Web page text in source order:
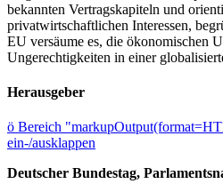
bekannten Vertragskapiteln und
privatwirtschaftlichen Interessen,
EU versäume es, die ökonomischen
Ungerechtigkeiten in einer
Herausgeber
ö Bereich
ein-/ausklappen
Deutscher Bundestag,